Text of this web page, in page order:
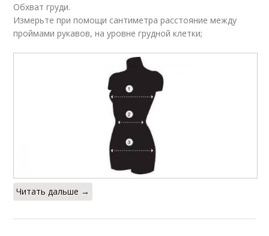
Обхват груди.
Измерьте при помощи сантиметра расстояние между
проймами рукавов, на уровне грудной клетки;
Читать дальше →